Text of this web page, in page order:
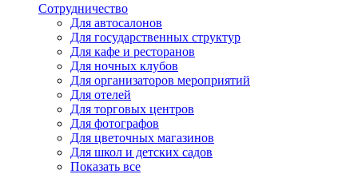
Сотрудничество
Для автосалонов
Для государственных структур
Для кафе и ресторанов
Для ночных клубов
Для организаторов мероприятий
Для отелей
Для торговых центров
Для фотографов
Для цветочных магазинов
Для школ и детских садов
Показать все